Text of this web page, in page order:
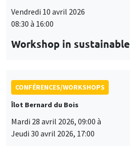
Vendredi 10 avril 2026
08:30 à 16:00
Workshop in
CONFÉRENCES/WORKSHOPS
Îlot Bernard du Bois
Mardi 28 avril 2026, 09:00 à
Jeudi 30 avril 2026, 17:00